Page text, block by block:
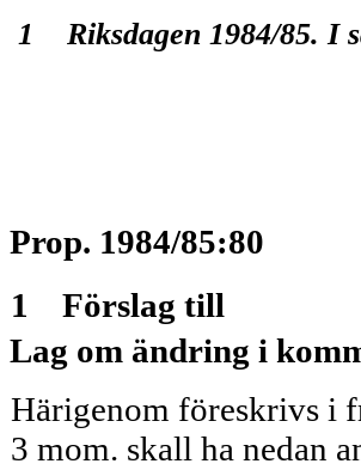
1 Riksdagen 1984/85. I
Prop. 1984/85:80
1 Förslag till
Lag om ändring i
Härigenom föreskrivs i
3 mom. skall ha nedan